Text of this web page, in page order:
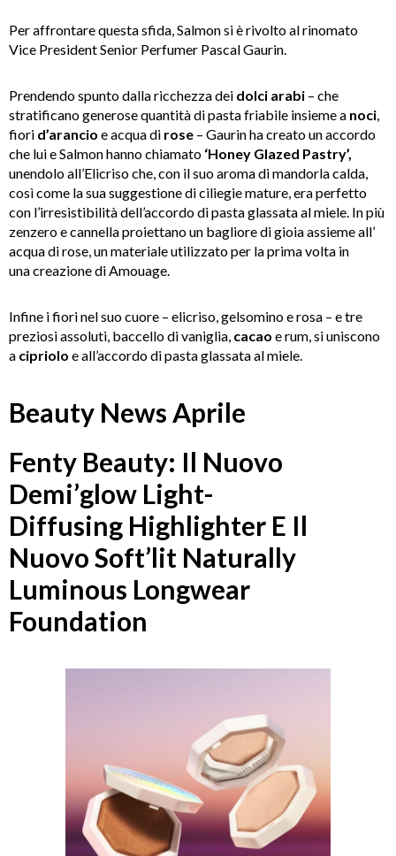
Per affrontare questa sfida, Salmon si è rivolto al rinomato
Vice President Senior Perfumer Pascal Gaurin.
Prendendo spunto dalla ricchezza dei dolci arabi – che
stratificano generose quantità di pasta friabile insieme a noci
fiori d’arancio e acqua di rose – Gaurin ha creato un accordo
che lui e Salmon hanno chiamato ‘Honey Glazed Pastry’,
unendolo all’Elicriso che, con il suo aroma di mandorla calda,
così come la sua suggestione di ciliegie mature, era perfetto
con l’irresistibilità dell’accordo di pasta glassata al miele. In più
zenzero e cannella proiettano un bagliore di gioia assieme all’
acqua di rose, un materiale utilizzato per la prima volta in
una creazione di Amouage.
Infine i fiori nel suo cuore – elicriso, gelsomino e rosa – e tre
preziosi assoluti, baccello di vaniglia, cacao e rum, si uniscono
a cipriolo e all’accordo di pasta glassata al miele.
Beauty News Aprile
Fenty Beauty: Il Nuovo
Demi’glow Light-
Diffusing Highlighter E Il
Nuovo Soft’lit Naturally
Luminous Longwear
Foundation